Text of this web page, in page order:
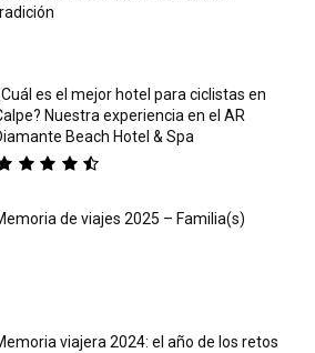
es el mejor hotel para ciclistas en
Nuestra experiencia en el AR
Beach Hotel & Spa
de viajes 2025 – Familia(s)
viajera 2024: el año de los retos